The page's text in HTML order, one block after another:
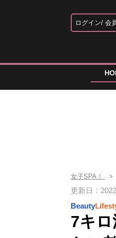
ログイン 会
女子SPA！
更新日：
Beauty
7キ